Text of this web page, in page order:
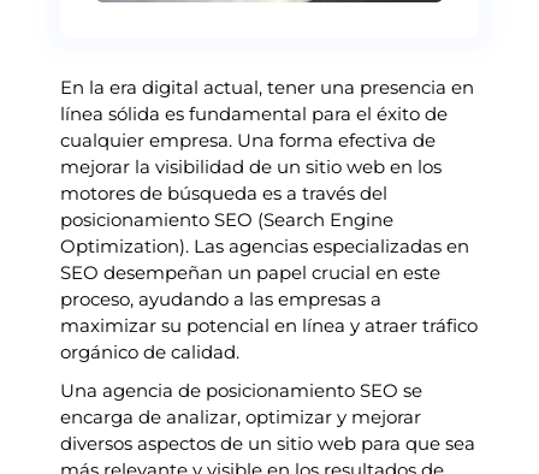
En la era digital actual, tener una presencia en
línea sólida es fundamental para el éxito de
cualquier empresa. Una forma efectiva de
mejorar la visibilidad de un sitio web en los
motores de búsqueda es a través del
posicionamiento SEO (Search Engine
Optimization). Las agencias especializadas en
SEO desempeñan un papel crucial en este
proceso, ayudando a las empresas a
maximizar su potencial en línea y atraer tráfico
orgánico de calidad.
Una agencia de posicionamiento SEO se
encarga de analizar, optimizar y mejorar
diversos aspectos de un sitio web para que sea
más relevante y visible en los resultados de